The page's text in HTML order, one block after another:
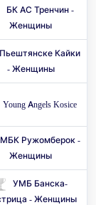
БК АС Тренчин -
Женщины
Пьештянске Кайки
- Женщины
Young Angels Kosice
МБК Ружомберок -
Женщины
УМБ Банска-
- Женщины